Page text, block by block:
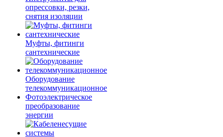
опрессовки, резки,
снятия изоляции
Муфты, фитинги
сантехнические
Оборудование
телекоммуникационное
Фотоэлектрическое
преобразование
энергии